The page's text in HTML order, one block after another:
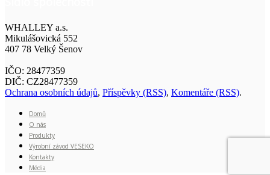
WHALLEY a.s.
Mikulášovická 552
407 78 Velký Šenov
IČO: 28477359
DIČ: CZ28477359
Ochrana osobních údajů, Příspěvky (RSS), Komentáře (RSS).
Domů
O nás
Produkty
Výrobní závod VESEKO
Kontakty
Média